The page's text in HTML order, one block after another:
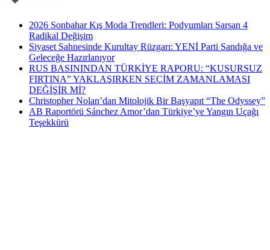
2026 Sonbahar Kış Moda Trendleri: Podyumları Sarsan 4
Radikal Değişim
Siyaset Sahnesinde Kurultay Rüzgarı: YENİ Parti Sandığa ve
Geleceğe Hazırlanıyor
RUS BASININDAN TÜRKİYE RAPORU: “KUSURSUZ
FIRTINA” YAKLAŞIRKEN SEÇİM ZAMANLAMASI
DEĞİŞİR Mİ?
Christopher Nolan’dan Mitolojik Bir Başyapıt “The Odyssey”
AB Raportörü Sánchez Amor’dan Türkiye’ye Yangın Uçağı
Teşekkürü